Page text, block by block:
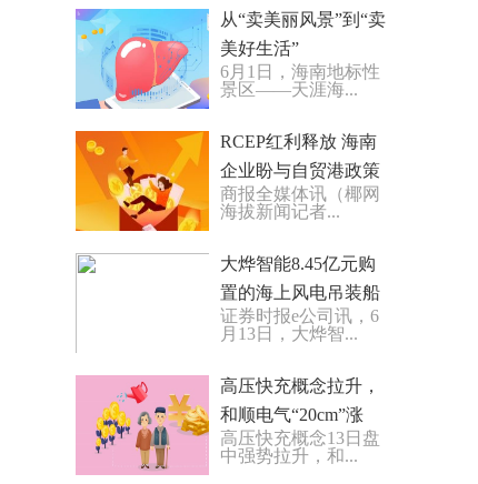
从“卖美丽风景”到“卖
美好生活”
6月1日，海南地标性
景区——天涯海...
RCEP红利释放 海南
企业盼与自贸港政策
叠加更多利好-焦点资
商报全媒体讯（椰网
海拔新闻记者...
大烨智能8.45亿元购
置的海上风电吊装船
投入运营 世界今亮点
证券时报e公司讯，6
月13日，大烨智...
高压快充概念拉升，
和顺电气“20cm”涨
停，迦南智能等大涨
高压快充概念13日盘
中强势拉升，和...